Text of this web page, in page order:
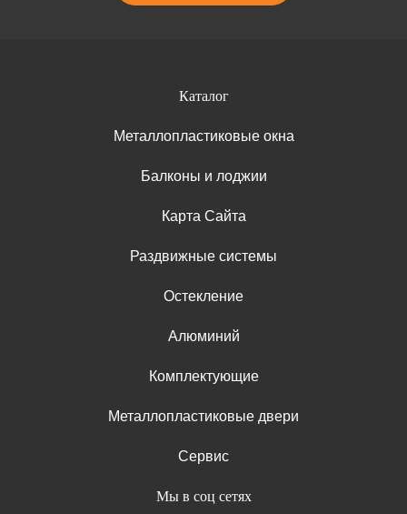
Каталог
Металлопластиковые окна
Балконы и лоджии
Карта Сайта
Раздвижные системы
Остекление
Алюминий
Комплектующие
Металлопластиковые двери
Сервис
Мы в соц сетях